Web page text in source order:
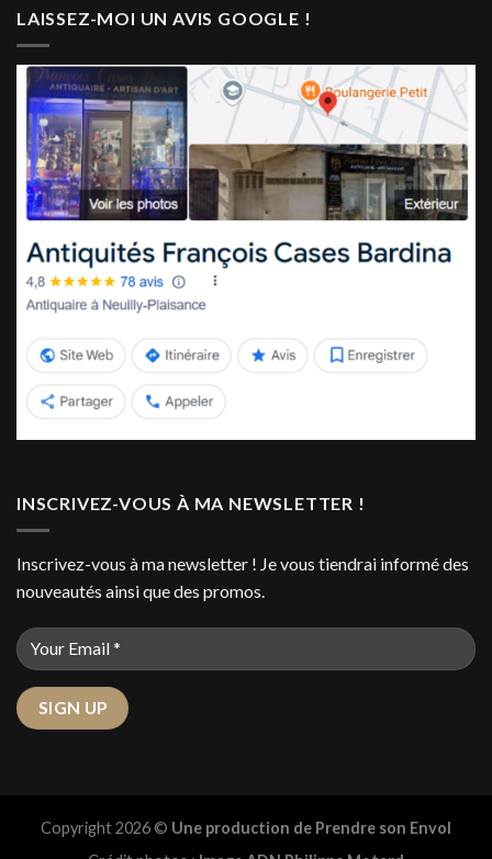
LAISSEZ-MOI UN AVIS GOOGLE !
INSCRIVEZ-VOUS À MA NEWSLETTER !
Inscrivez-vous à ma newsletter ! Je vous tiendrai informé des
nouveautés ainsi que des promos.
Copyright 2026 © Une production de Prendre son Envol